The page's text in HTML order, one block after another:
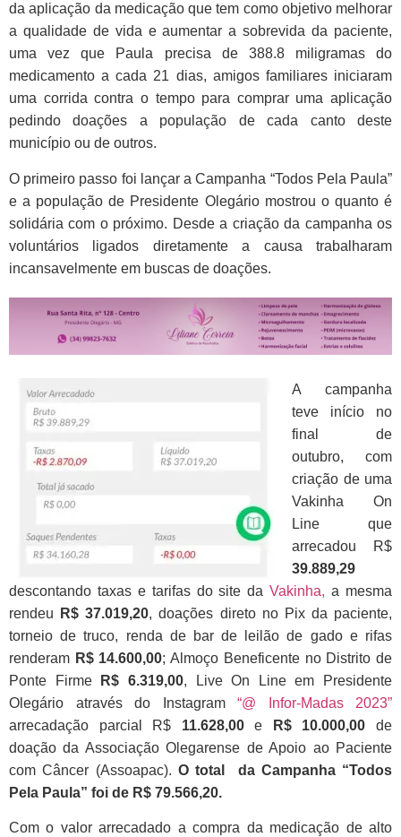
da aplicação da medicação que tem como objetivo melhorar
a qualidade de vida e aumentar a sobrevida da paciente,
uma vez que Paula precisa de 388.8 miligramas do
medicamento a cada 21 dias, amigos familiares iniciaram
uma corrida contra o tempo para comprar uma aplicação
pedindo doações a população de cada canto deste
município ou de outros.
O primeiro passo foi lançar a Campanha “Todos Pela Paula”
e a população de Presidente Olegário mostrou o quanto é
solidária com o próximo. Desde a criação da campanha os
voluntários ligados diretamente a causa trabalharam
incansavelmente em buscas de doações.
A campanha
teve início no
final de
outubro, com
criação de uma
Vakinha On
Line que
arrecadou R$
39.889,29
descontando taxas e tarifas do site daVakinha, a mesma
rendeu
R$ 37.019,20, doações direto no Pix da paciente,
torneio de truco, renda de bar de leilão de gado e rifas
renderam R$ 14.600,00;Almoço Beneficente no Distrito de
Ponte Firme
R$ 6.319,00, Live On Line em Presidente
Olegário através do Instagram “@ Infor-Madas 2023”
arrecadação parcial R$ 11.628,00e R$ 10.000,00 de
doação da Associação Olegarense de Apoio ao Paciente
com Câncer (Assoapac). O total da Campanha “Todos
Pela Paula” foi de R$ 79.566,20.
Com o valor arrecadado a compra da medicação de alto